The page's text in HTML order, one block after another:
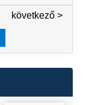
következő >